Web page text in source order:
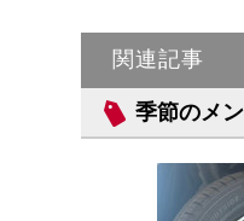
関連記事
季節のメ